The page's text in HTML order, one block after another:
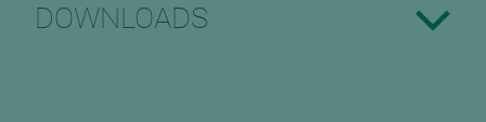
DOWNLOADS